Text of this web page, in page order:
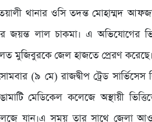
থানার ওসি তদন্ত মোহাম্মদ
জয়ন্ত লাল চাকমা। এ অভিযোগের
মুজিবুরকে জেল হাজতে প্রেরণ করেছে।
(৯ মে) রাজদ্বীপ ট্রেড
মেডিকেল কলেজে অস্থায়ী
যান।এ সময় তার সাথে জেলা